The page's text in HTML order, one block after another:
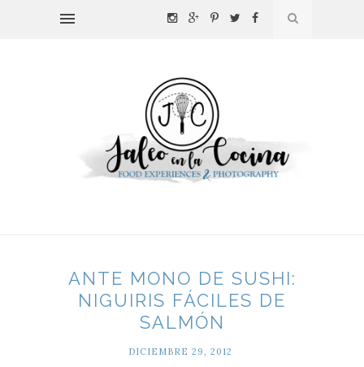
ANTE MONO DE SUSHI:
NIGUIRIS FÁCILES DE
SALMÓN
DICIEMBRE 29, 2012